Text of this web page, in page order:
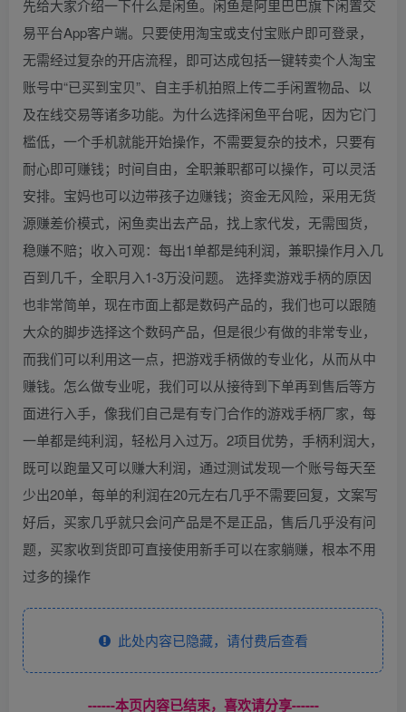
先给大家介绍一下什么是闲鱼。闲鱼是阿里巴巴旗下闲置交
易平台App客户端。只要使用淘宝或支付宝账户即可登录，
无需经过复杂的开店流程，即可达成包括一键转卖个人淘宝
账号中“已买到宝贝”、自主手机拍照上传二手闲置物品、以
及在线交易等诸多功能。为什么选择闲鱼平台呢，因为它门
槛低，一个手机就能开始操作，不需要复杂的技术，只要有
耐心即可赚钱；时间自由，全职兼职都可以操作，可以灵活
安排。宝妈也可以边带孩子边赚钱；资金无风险，采用无货
源赚差价模式，闲鱼卖出去产品，找上家代发，无需囤货，
稳赚不赔；收入可观：每出1单都是纯利润，兼职操作月入几
百到几千，全职月入1-3万没问题。 选择卖游戏手柄的原因
也非常简单，现在市面上都是数码产品的，我们也可以跟随
大众的脚步选择这个数码产品，但是很少有做的非常专业，
而我们可以利用这一点，把游戏手柄做的专业化，从而从中
赚钱。怎么做专业呢，我们可以从接待到下单再到售后等方
面进行入手，像我们自己是有专门合作的游戏手柄厂家，每
一单都是纯利润，轻松月入过万。2项目优势，手柄利润大，
既可以跑量又可以赚大利润，通过测试发现一个账号每天至
少出20单，每单的利润在20元左右几乎不需要回复，文案写
好后，买家几乎就只会问产品是不是正品，售后几乎没有问
题，买家收到货即可直接使用新手可以在家躺赚，根本不用
过多的操作
此处内容已隐藏，请付费后查看
------本页内容已结束，喜欢请分享------